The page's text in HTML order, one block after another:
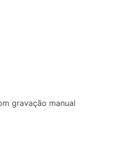
gravação manual